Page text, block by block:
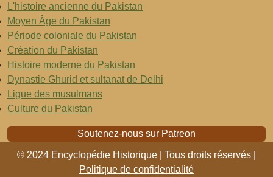
L'histoire ancienne du Pakistan
Moyen Âge du Pakistan
Période coloniale du Pakistan
Création du Pakistan
Histoire moderne du Pakistan
Dynastie Ghurid et sultanat de Delhi
Ligue des musulmans
Culture du Pakistan
Soutenez-nous sur Patreon
© 2024 Encyclopédie Historique | Tous droits réservés |
Politique de confidentialité